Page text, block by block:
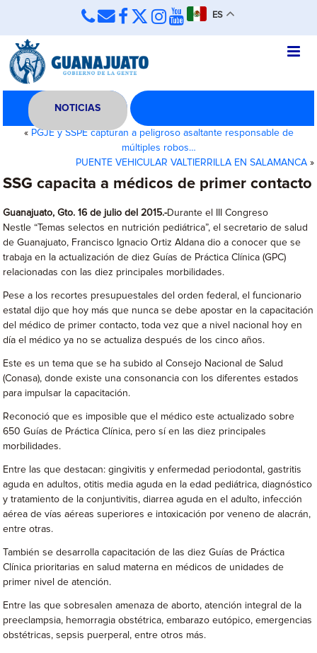
ES
NOTICIAS
« PGJE y SSPE capturan a peligroso asaltante responsable de
múltiples robos…
PUENTE VEHICULAR VALTIERRILLA EN SALAMANCA»
SSG capacita a médicos de primer contacto
Guanajuato, Gto. 16 de julio del 2015.-Durante el III Congreso
Nestle “Temas selectos en nutrición pediátrica”, el secretario de salud
de Guanajuato, Francisco Ignacio Ortiz Aldana dio a conocer que se
trabaja en la actualización de diez Guías de Práctica Clínica (GPC)
relacionadas con las diez principales morbilidades.
Pese a los recortes presupuestales del orden federal, el funcionario
estatal dijo que hoy más que nunca se debe apostar en la capacitación
del médico de primer contacto, toda vez que a nivel nacional hoy en
día el médico ya no se actualiza después de los cinco años.
Este es un tema que se ha subido al Consejo Nacional de Salud
(Conasa), donde existe una consonancia con los diferentes estados
para impulsar la capacitación.
Reconoció que es imposible que el médico este actualizado sobre
650 Guías de Práctica Clínica, pero sí en las diez principales
morbilidades.
Entre las que destacan: gingivitis y enfermedad periodontal, gastritis
aguda en adultos, otitis media aguda en la edad pediátrica, diagnóstico
y tratamiento de la conjuntivitis, diarrea aguda en el adulto, infección
aérea de vías aéreas superiores e intoxicación por veneno de alacrán,
entre otras.
También se desarrolla capacitación de las diez Guías de Práctica
Clínica prioritarias en salud materna en médicos de unidades de
primer nivel de atención.
Entre las que sobresalen amenaza de aborto, atención integral de la
preeclampsia, hemorragia obstétrica, embarazo eutópico, emergencias
obstétricas, sepsis puerperal, entre otros más.